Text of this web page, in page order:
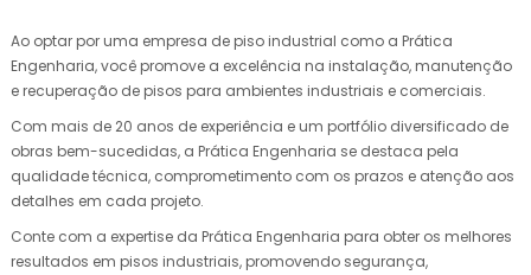
Ao optar por uma empresa de piso industrial como a Prática
Engenharia, você promove a excelência na instalação, manutenção
e recuperação de pisos para ambientes industriais e comerciais.
Com mais de 20 anos de experiência e um portfólio diversificado de
obras bem-sucedidas, a Prática Engenharia se destaca pela
qualidade técnica, comprometimento com os prazos e atenção aos
detalhes em cada projeto.
Conte com a expertise da Prática Engenharia para obter os melhores
resultados em pisos industriais, promovendo segurança,